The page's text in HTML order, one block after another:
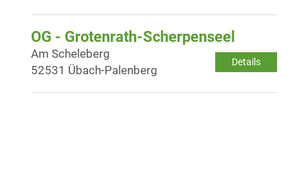
OG - Grotenrath-Scherpenseel
Details
Am Scheleberg
52531 Übach-Palenberg